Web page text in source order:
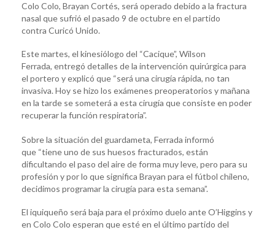
Colo Colo, Brayan Cortés, será operado debido a la fractura
nasal que sufrió el pasado 9 de octubre en el partido
contra Curicó Unido.
Este martes, el kinesiólogo del “Cacique”, Wilson
Ferrada, entregó detalles de la intervención quirúrgica para
el portero y explicó que “será una cirugía rápida, no tan
invasiva. Hoy se hizo los exámenes preoperatorios y mañana
en la tarde se someterá a esta cirugía que consiste en poder
recuperar la función respiratoria”.
Sobre la situación del guardameta, Ferrada informó
que “tiene uno de sus huesos fracturados, están
dificultando el paso del aire de forma muy leve, pero para su
profesión y por lo que significa Brayan para el fútbol chileno,
decidimos programar la cirugía para esta semana”.
El iquiqueño será baja para el próximo duelo ante O’Higgins y
en Colo Colo esperan que esté en el último partido del